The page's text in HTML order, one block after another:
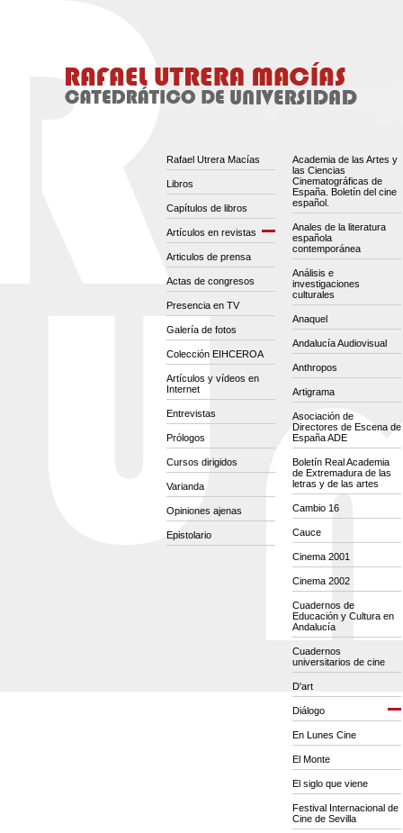
Rafael Utrera Macías
Libros
Capítulos de libros
Artículos en revistas
Articulos de prensa
Actas de congresos
Presencia en TV
Galería de fotos
Colección EIHCEROA
Artículos y vídeos en
Internet
Entrevistas
Prólogos
Cursos dirigidos
Varianda
Opiniones ajenas
Epistolario
Academia de las Artes y
las Ciencias
Cinematográficas de
España. Boletín del cine
español.
Anales de la literatura
española
contemporánea
Análisis e
investigaciones
culturales
Anaquel
Andalucía Audiovisual
Anthropos
Artigrama
Asociación de
Directores de Escena de
España ADE
Boletín Real Academia
de Extremadura de las
letras y de las artes
Cambio 16
Cauce
Cinema 2001
Cinema 2002
Cuadernos de
Educación y Cultura en
Andalucía
Cuadernos
universitarios de cine
D'art
Diálogo
En Lunes Cine
El Monte
El siglo que viene
Festival Internacional de
Cine de Sevilla